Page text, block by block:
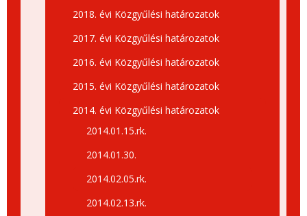
2018. évi Közgyűlési határozatok
2017. évi Közgyűlési határozatok
2016. évi Közgyűlési határozatok
2015. évi Közgyűlési határozatok
2014. évi Közgyűlési határozatok
2014.01.15.rk.
2014.01.30.
2014.02.05.rk.
2014.02.13.rk.